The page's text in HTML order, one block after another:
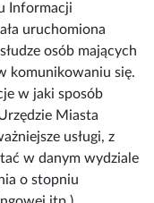
Informacji
uruchomiona
osób mających
komunikowaniu się.
w jaki sposób
Miasta
usługi, z
w danym wydziale
o stopniu